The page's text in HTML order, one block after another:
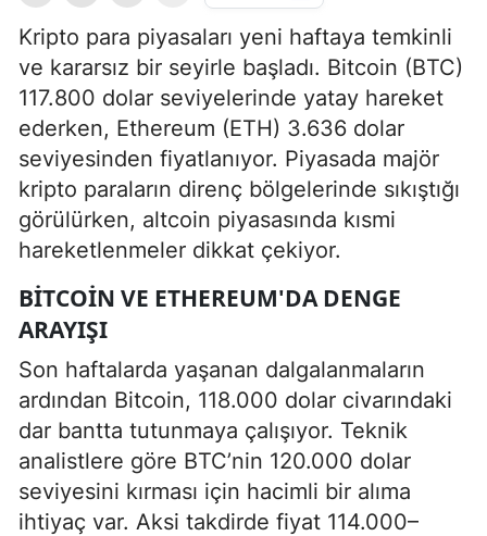
Kripto para piyasaları yeni haftaya temkinli
ve kararsız bir seyirle başladı. Bitcoin (BTC)
117.800 dolar seviyelerinde yatay hareket
ederken, Ethereum (ETH) 3.636 dolar
seviyesinden fiyatlanıyor. Piyasada majör
kripto paraların direnç bölgelerinde sıkıştığı
görülürken, altcoin piyasasında kısmi
hareketlenmeler dikkat çekiyor.
BITCOIN VE ETHEREUM'DA DENGE
ARAYIŞI
Son haftalarda yaşanan dalgalanmaların
ardından Bitcoin, 118.000 dolar civarındaki
dar bantta tutunmaya çalışıyor. Teknik
analistlere göre BTC’nin 120.000 dolar
seviyesini kırması için hacimli bir alıma
ihtiyaç var. Aksi takdirde fiyat 114.000–